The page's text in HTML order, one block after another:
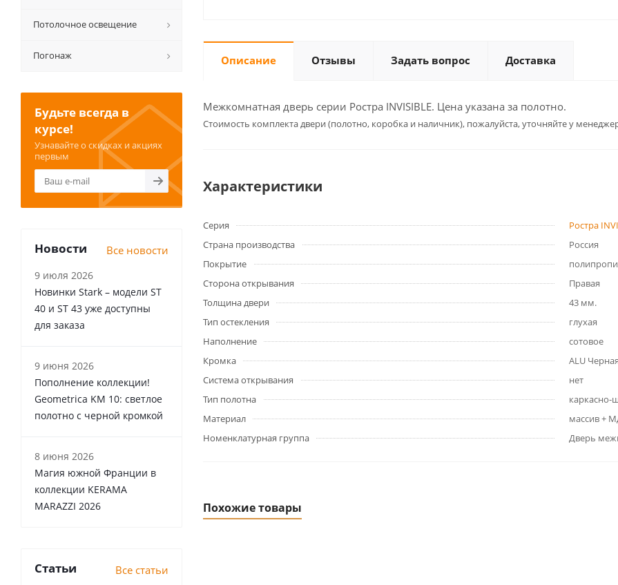
Описание Отзывы Задать вопрос Доставка
Межкомнатная дверь серии Ростра INVISIBLE. Цена указана за полотно.
Cтоимость комплекта двери (полотно, коробка и наличник), пожалуйста, уточняйте у
Характеристики
Серия
Ростра
Страна производства
Россия
Покрытие
Сторона открывания
Правая
Толщина двери
43 мм.
Тип остекления
глухая
Наполнение
сотовое
Кромка
ALU
Система открывания
нет
Тип полотна
каркасно-
Материал
массив +
Номенклатурная группа
Дверь
Похожие товары
Потолочное освещение
Погонаж
Будьте всегда в
курсе!
Узнавайте о скидках и акциях
первым
Новости Все новости
9 июля 2026
Новинки Stark – модели ST
40 и ST 43 уже доступны
для заказа
9 июня 2026
Пополнение коллекции!
Geometrica KM 10: светлое
полотно с черной кромкой
8 июня 2026
Магия южной Франции в
коллекции KERAMA
MARAZZI 2026
Статьи Все статьи